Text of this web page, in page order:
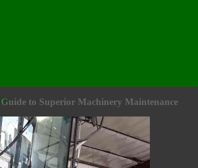
油
油
to Superior Machinery Maintenance